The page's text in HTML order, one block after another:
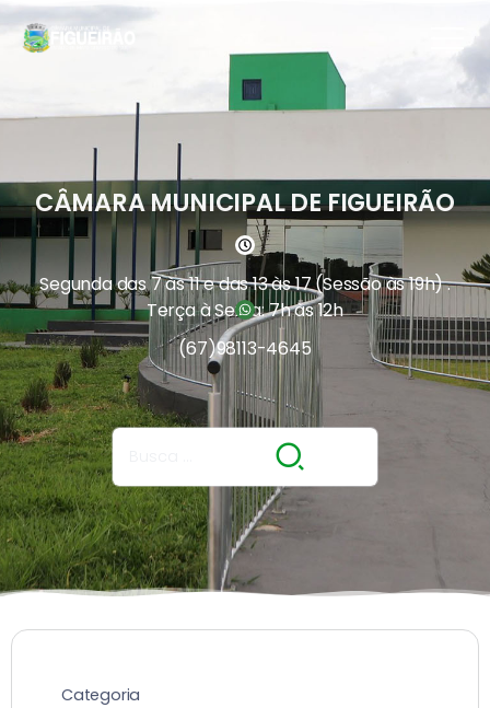
CÂMARA MUNICIPAL DE FIGUEIRÃO
Segunda das 7 às 11 e das 13 às 17 (Sessão às 19h) .
Terça à Sexta: 7h às 12h
(67)98113-4645
Categoria